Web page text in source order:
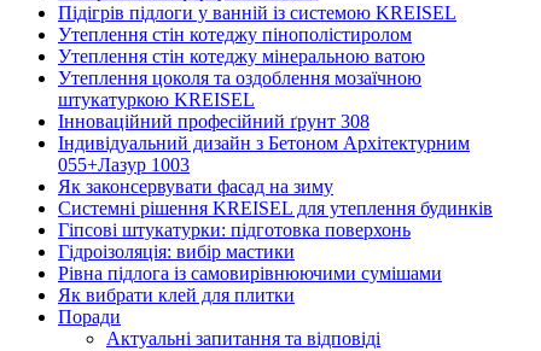
Підігрів підлоги у ванній із системою KREISEL
Утеплення стін котеджу пінополістиролом
Утеплення стін котеджу мінеральною ватою
Утеплення цоколя та оздоблення мозаїчною
штукатуркою KREISEL
Інноваційний професійний ґрунт 308
Індивідуальний дизайн з Бетоном Архітектурним
055+Лазур 1003
Як законсервувати фасад на зиму
Системні рішення KREISEL для утеплення будинків
Гіпсові штукатурки: підготовка поверхонь
Гідроізоляція: вибір мастики
Рівна підлога із самовирівнюючими сумішами
Як вибрати клей для плитки
Поради
Актуальні запитання та відповіді